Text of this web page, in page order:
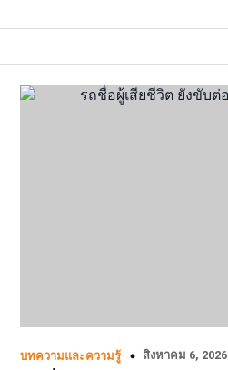
บทความและความรู้ สิงหาคม 6, 2026